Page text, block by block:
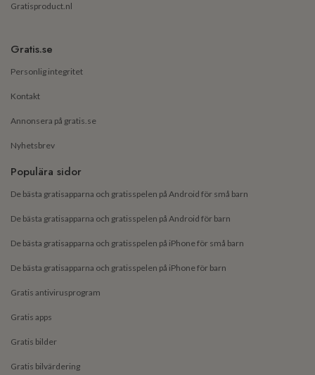
Gratisproduct.nl
Gratis.se
Personlig integritet
Kontakt
Annonsera på gratis.se
Nyhetsbrev
Populära sidor
De bästa gratisapparna och gratisspelen på Android för små barn
De bästa gratisapparna och gratisspelen på Android för barn
De bästa gratisapparna och gratisspelen på iPhone för små barn
De bästa gratisapparna och gratisspelen på iPhone för barn
Gratis antivirusprogram
Gratis apps
Gratis bilder
Gratis bilvärdering